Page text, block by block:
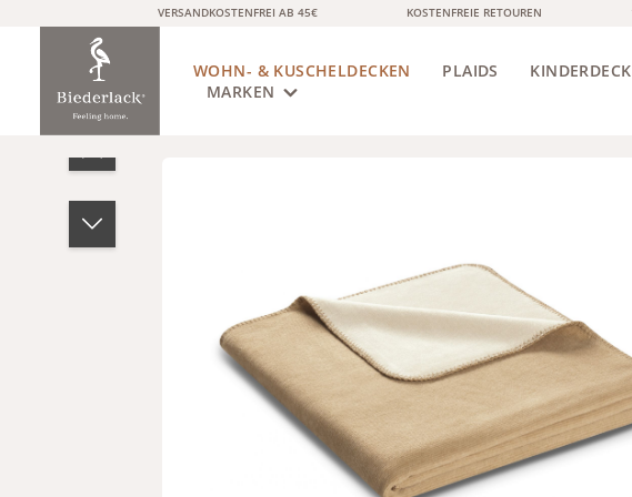
Zur Hauptnavigation springen
VERSANDKOSTENFREI AB 45€ KOSTENFREIE RETOUREN
PLAIDS
MARKEN
Bildergalerie überspringen